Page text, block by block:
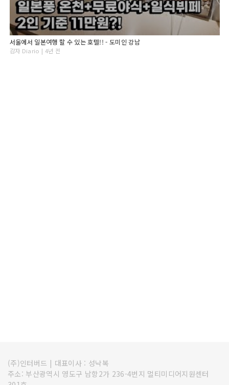
서울에서 일본여행 할 수 있는 호텔!! - 도미인 강남
감자 Diario | 4년 전
(주)인터버드 | 대표이사 : 성낙복
주소: 부산광역시 영도구 남항2가 236-4번지 멀티미디어지원센터